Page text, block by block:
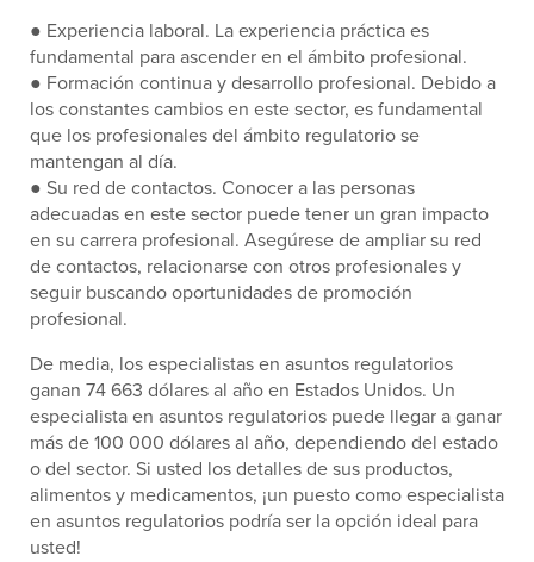
● Experiencia laboral. La experiencia práctica es
fundamental para ascender en el ámbito profesional.
● Formación continua y desarrollo profesional. Debido a
los constantes cambios en este sector, es fundamental
que los profesionales del ámbito regulatorio se
mantengan al día.
● Su red de contactos. Conocer a las personas
adecuadas en este sector puede tener un gran impacto
en su carrera profesional. Asegúrese de ampliar su red
de contactos, relacionarse con otros profesionales y
seguir buscando oportunidades de promoción
profesional.
De media, los especialistas en asuntos regulatorios
ganan 74 663 dólares al año en Estados Unidos. Un
especialista en asuntos regulatorios puede llegar a ganar
más de 100 000 dólares al año, dependiendo del estado
o del sector. Si usted los detalles de sus productos,
alimentos y medicamentos, ¡un puesto como especialista
en asuntos regulatorios podría ser la opción ideal para
usted!